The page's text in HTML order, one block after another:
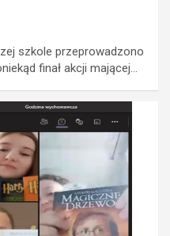
szkole przeprowadzono
finał akcji mającej…